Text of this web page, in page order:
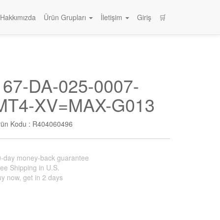
Hakkımızda Ürün Grupları İletişim Giriş 🛒
DA-025-0007-
XV=MAX-G013
Kodu : R404060496
day money-back guarantee
Shipping in U.S.
now, get in 2 days